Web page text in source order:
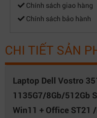
Đèn LED trên máy
Chính sách giao hàng
Chính sách bảo hành
CHI TIẾT SẢN
Laptop Dell Vostro
1135G7/8Gb/512Gb
Win11 + Office ST21